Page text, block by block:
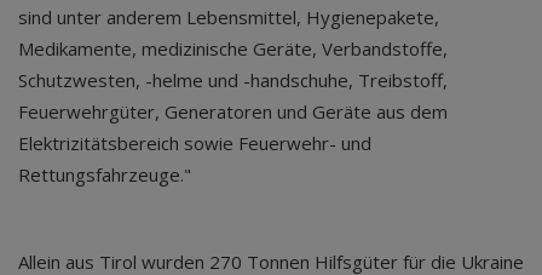
sind unter anderem Lebensmittel, Hygienepakete,
Medikamente, medizinische Geräte, Verbandstoffe,
Schutzwesten, -helme und -handschuhe, Treibstoff,
Feuerwehrgüter, Generatoren und Geräte aus dem
Elektrizitätsbereich sowie Feuerwehr- und
Rettungsfahrzeuge."
Allein aus Tirol wurden 270 Tonnen Hilfsgüter für die Ukraine